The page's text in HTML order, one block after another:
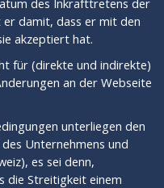
des Inkrafttretens der
damit, dass er mit den
akzeptiert hat.
für (direkte und indirekte)
an der Webseite
unterliegen den
Unternehmens und
es sei denn,
die Streitigkeit einem